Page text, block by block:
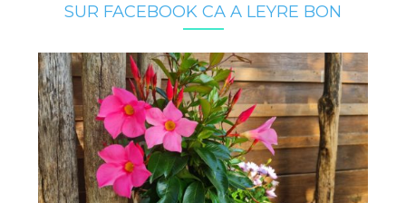
SUR FACEBOOK CA A LEYRE BON